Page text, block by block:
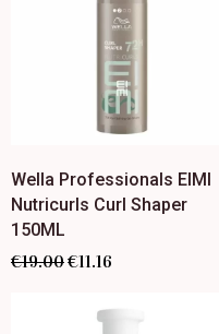
Wella Professionals EIMI
Nutricurls Curl Shaper
150ML
€19.00€11.16